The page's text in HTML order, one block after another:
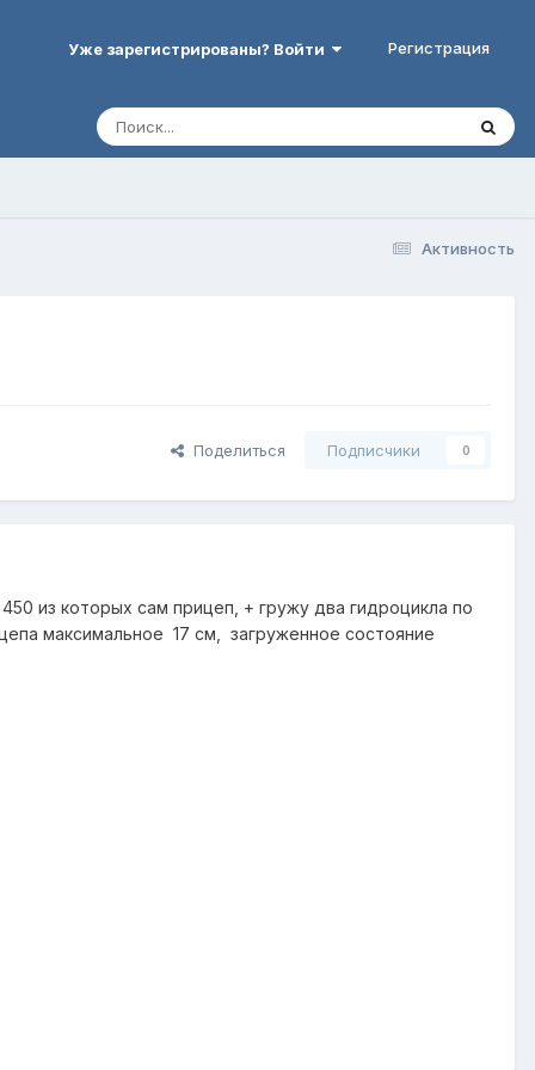
Уже зарегистрированы? Войти Регистрация
Активность
Поделиться Подписчики 0
из которых сам прицеп, + гружу два гидроцикла по
максимальное 17 см, загруженное состояние